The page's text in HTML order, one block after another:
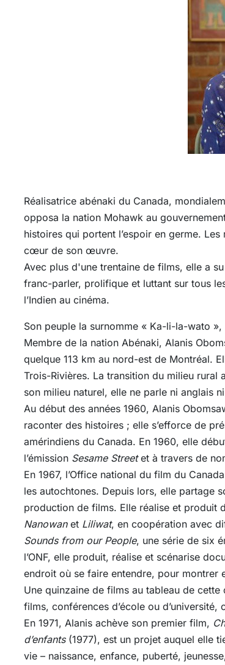
Réalisatrice abénaki du Canada,
opposa la nation Mohawk au
histoires qui portent l’espoir en germe.
cœur de son œuvre.
Avec plus d'une trentaine de films, elle a
franc-parler, prolifique et luttant sur tous
l’Indien au cinéma.
Son peuple la surnomme « Ka-li-la-wato
Membre de la nation Abénaki, Alanis
quelque 113 km au nord-est de Montréal.
Trois-Rivières. La transition du milieu rural
son milieu naturel, elle ne parle ni anglais
Au début des années 1960, Alanis
raconter des histoires ; elle s’efforce de
amérindiens du Canada. En 1960, elle
l’émission Sesame Streetet à travers de
En 1967, l’Office national du film du
les autochtones. Depuis lors, elle partage
production de films. Elle réalise et produit
Nanowanet Liliwat, en coopération avec
Sounds from our People, une série de six
l’ONF, elle produit, réalise et scénarise
endroit où se faire entendre, pour montrer
Une quinzaine de films au tableau de
films, conférences d’école ou
En 1971, Alanis achève son premier film,
d’enfants(1977), est un projet auquel elle
vie – naissance, enfance, puberté,